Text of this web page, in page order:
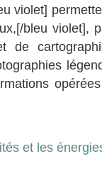
violet]
bleu violet],
de
et les